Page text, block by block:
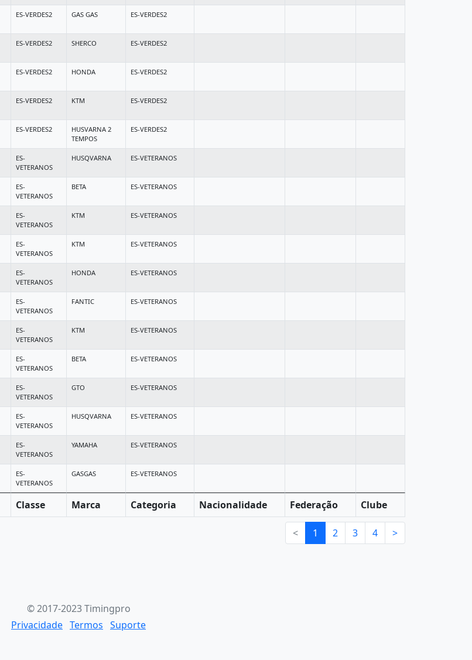
ES-VERDES2 GAS GAS ES-VERDES2
ES-VERDES2 SHERCO ES-VERDES2
ES-VERDES2 HONDA ES-VERDES2
ES-VERDES2 KTM ES-VERDES2
ES-VERDES2
HUSVARNA 2
TEMPOS
ES-VERDES2
ES-
VETERANOS
HUSQVARNA ES-VETERANOS
ES-
VETERANOS
BETA ES-VETERANOS
ES-
VETERANOS
KTM ES-VETERANOS
ES-
VETERANOS
KTM ES-VETERANOS
ES-
VETERANOS
HONDA ES-VETERANOS
ES-
VETERANOS
FANTIC ES-VETERANOS
ES-
VETERANOS
KTM ES-VETERANOS
ES-
VETERANOS
BETA ES-VETERANOS
ES-
VETERANOS
GTO ES-VETERANOS
ES-
VETERANOS
HUSQVARNA ES-VETERANOS
ES-
VETERANOS
YAMAHA ES-VETERANOS
ES-
VETERANOS
GASGAS ES-VETERANOS
Classe Marca Categoria Nacionalidade Federação Clube
< 1 2 3 4 >
© 2017-2023 Timingpro
Privacidade Termos Suporte